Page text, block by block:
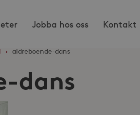
Jobba hos oss Kontakt
› aldreboende-dans
dans